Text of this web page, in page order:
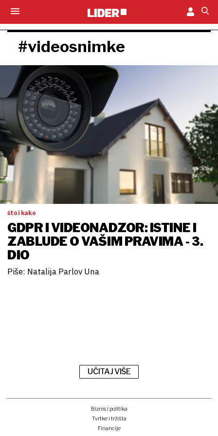
#videosnimke
što i kako
GDPR I VIDEONADZOR: ISTINE I
ZABLUDE O VAŠIM PRAVIMA - 3.
DIO
Piše: Natalija Parlov Una
UČITAJ VIŠE
Biznis i politika
Tvrtke i tržišta
Financije